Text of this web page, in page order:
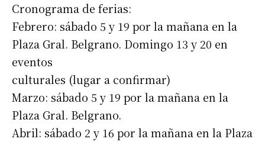
Cronograma de ferias:
Febrero: sábado 5 y 19 por la mañana en la
Plaza Gral. Belgrano. Domingo 13 y 20 en
eventos
culturales (lugar a confirmar)
Marzo: sábado 5 y 19 por la mañana en la
Plaza Gral. Belgrano.
Abril: sábado 2 y 16 por la mañana en la Plaza